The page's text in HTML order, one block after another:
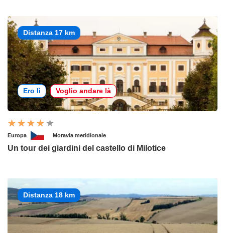
Distanza 17 km
Ero lì Voglio andare là
Europa Moravia meridionale
Un tour dei giardini del castello di Milotice
Distanza 18 km